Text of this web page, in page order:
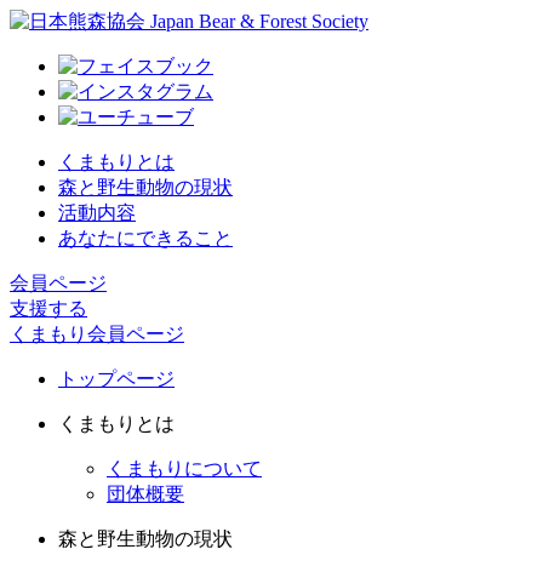
くまもりとは
森と野生動物の現状
活動内容
あなたにできること
会員ページ
支援する
くまもり会員ページ
トップページ
くまもりとは
くまもりについて
団体概要
森と野生動物の現状